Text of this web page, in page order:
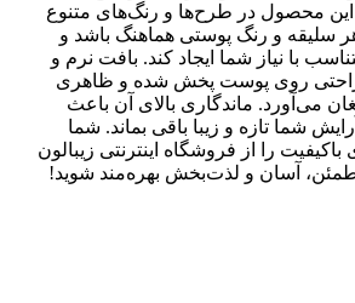
در طرح‌ها و رنگ‌های متنوع
و رنگ پوستی هماهنگ باشد و
با نیاز شما ایجاد کند. بافت نرم و
روی پوست پخش شده و ظاهری
ماندگاری بالای آن باعث
تازه و زیبا باقی بماند. شما
را از فروشگاه اینترنتی زیبالون
آسان و لذت‌بخش بهره‌مند شوید!